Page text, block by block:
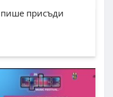
присъди